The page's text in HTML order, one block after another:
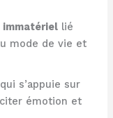
immatériel lié
mode de vie et
qui s’appuie sur
émotion et